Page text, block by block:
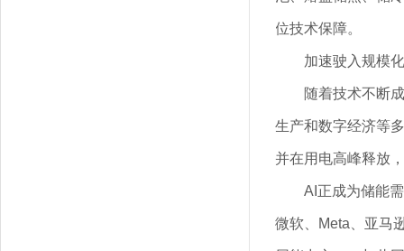
位技术保障。
加速驶入规模
随着技术不断
生产和数字经济等
并在用电高峰释放
AI正成为储能
微软、Meta、亚马